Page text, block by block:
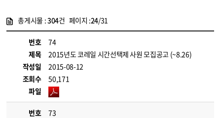
총게시물 :304건 페이지 :24/31
번호
74
제목
2015년도 코레일 시간선택제 사원 모집공고 (~8.26)
작성일
2015-08-12
조회수
50,171
파일
번호
73